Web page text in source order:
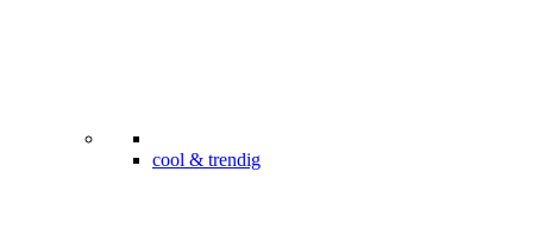
cool & trendig